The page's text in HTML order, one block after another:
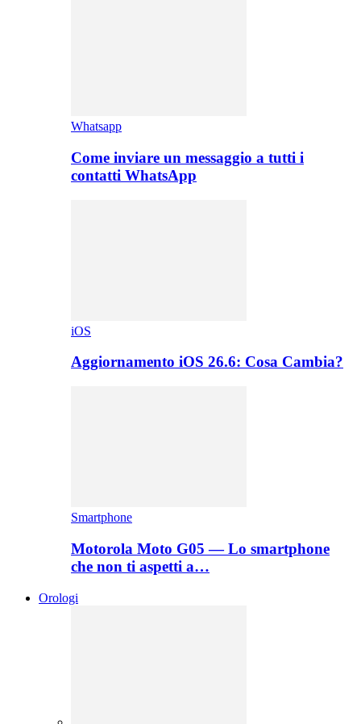
Whatsapp
Come inviare un messaggio a tutti i
contatti WhatsApp
iOS
Aggiornamento iOS 26.6: Cosa Cambia?
Smartphone
Motorola Moto G05 — Lo smartphone
che non ti aspetti a…
Orologi